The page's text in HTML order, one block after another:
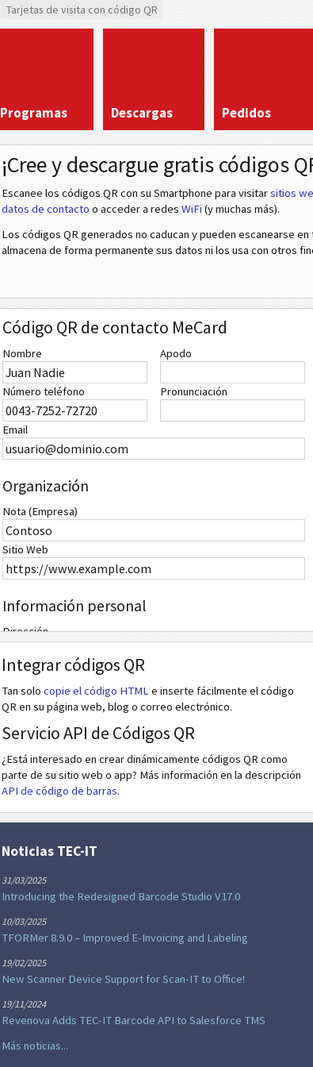
Tarjetas de visita con código QR
Programas Descargas Pedidos
¡Cree y descargue gratis códigos
Escanee los códigos QR con su Smartphone para visitarsitios
datos de contacto o acceder a redes WiFi (y muchas más).
Los códigos QR generados no caducan y pueden escanearse
almacena de forma permanente sus datos ni los usa con otros
Código QR de contacto MeCard
Nombre Apodo
Número teléfono Pronunciación
Email
Organización
Nota (Empresa)
Sitio Web
Información personal
Dirección
Fecha de nacimiento
Integrar códigos QR
Tan solo copie el código HTMLe inserte fácilmente el código
QR en su página web, blog o correo electrónico.
Servicio API de Códigos QR
¿Está interesado en crear dinámicamente códigos QR como
parte de su sitio web o app? Más información en la descripción
API de código de barras.
Noticias TEC-IT
31/03/2025
Introducing the Redesigned Barcode Studio V17.0
10/03/2025
TFORMer 8.9.0 – Improved E-Invoicing and Labeling
19/02/2025
New Scanner Device Support for Scan-IT to Office!
19/11/2024
Revenova Adds TEC-IT Barcode API to Salesforce TMS
Más noticias...